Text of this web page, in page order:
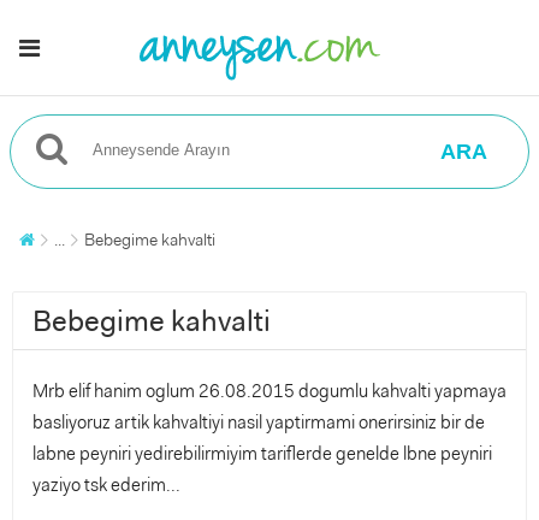
ARA
... Bebegime kahvalti
Bebegime kahvalti
Mrb elif hanim oglum 26.08.2015 dogumlu kahvalti yapmaya
basliyoruz artik kahvaltiyi nasil yaptirmami onerirsiniz bir de
labne peyniri yedirebilirmiyim tariflerde genelde lbne peyniri
yaziyo tsk ederim...